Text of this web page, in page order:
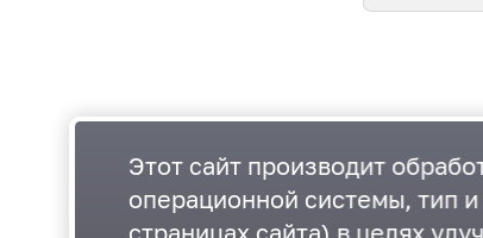
Этот сайт производит
операционной системы, тип
страницах сайта) в целях